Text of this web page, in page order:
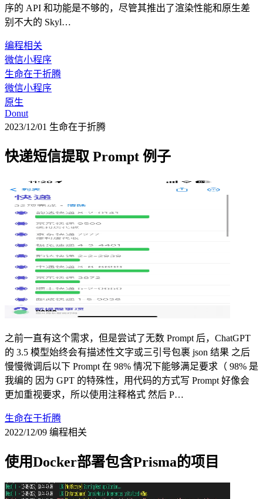
序的 API 和功能是不够的，尽管其推出了渲染性能和原生差
别不大的 Skyl…
编程相关
微信小程序
生命在于折腾
微信小程序
原生
Donut
2023/12/01 生命在于折腾
快递短信提取 Prompt 例子
之前一直有这个需求，但是尝试了无数 Prompt 后，ChatGPT
的 3.5 模型始终会有描述性文字或三引号包裹 json 结果 之后
慢慢微调后以下 Prompt 在 98% 情况下能够满足要求（ 98% 是
我编的 因为 GPT 的特殊性，用代码的方式写 Prompt 好像会
更加重视要求，所以使用注释格式 然后 P…
生命在于折腾
2022/12/09 编程相关
使用Docker部署包含Prisma的项目